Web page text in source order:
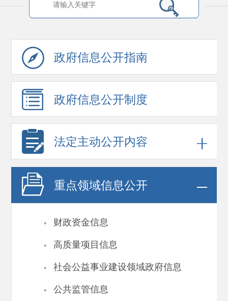
政府信息公开指南
政府信息公开制度
法定主动公开内容
重点领域信息公开
· 财政资金信息
· 高质量项目信息
· 社会公益事业建设领域政府信息
· 公共监管信息